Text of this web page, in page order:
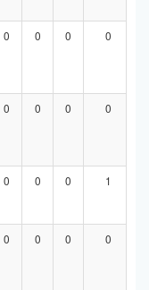
0 0 0 0
0 0 0 0
0 0 0 1
0 0 0 0